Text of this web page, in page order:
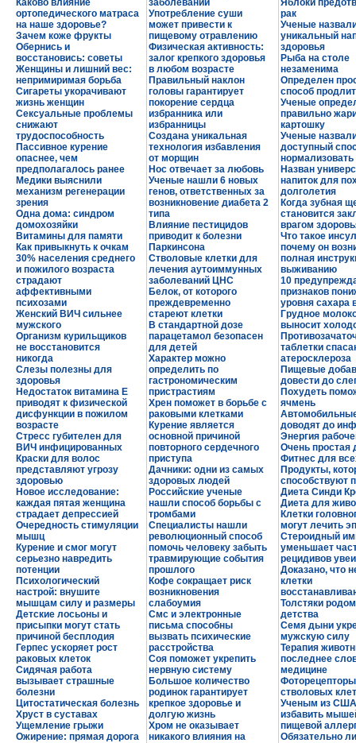
Каково влияние
ортопедического матраса
на наше здоровье?
Зачем коже фрукты
Обернись и
восстановись: советы
Женщины и лишний вес:
непримиримая борьба
Сигареты укорачивают
жизнь женщин
Сексуальные проблемы
снижают
трудоспособность
Пассивное курение
опаснее, чем
предполагалось ранее
Медики выяснили
механизм регенерации
зрения
Одна дома: синдром
домохозяйки
Витамины для памяти
Как привыкнуть к очкам
30% населения среднего
и пожилого возраста
страдают
аффективными
психозами
Женский ВИЧ сильнее
мужского
Организм курильщиков
не восстановится
никогда
Слезы полезны для
здоровья
Недостаток витамина Е
приводят к физической
дисфункции в пожилом
возрасте
Стресс губителен для
ВИЧ инфицированных
Краски для волос
представляют угрозу
здоровью
Новое исследование:
каждая пятая женщина
страдает депрессией
Очередность стимуляции
мышц
Курение и смог могут
серьезно навредить
потенции
Психологический
настрой: внушите
мышцам силу и размеры
Детские лосьоны и
присыпки могут стать
причиной бесплодия
Герпес ускоряет рост
раковых клеток
Сидячая работа
вызывает страшные
болезни
Цитостатическая болезнь
Хруст в суставах
Ущемление грыжи
Ожирение: прямая дорога
заболеваний
Употребление суши
может привести к
пищевому отравлению
Физическая активность:
залог крепкого здоровья
в любом возрасте
Правильный наклон
головы гарантирует
покорение сердца
избранника или
избранницы
Создана уникальная
технология избавления
от морщин
Нос отвечает за любовь
Ученые нашли 6 новых
генов, ответственных за
возникновение диабета 2
типа
Влияние пестицидов
приводит к болезни
Паркинсона
Стволовые клетки для
лечения аутоиммунных
заболеваний ЦНС
Белок, от которого
преждевременно
стареют клетки
В стандартной дозе
парацетамол безопасен
для детей
Характер можно
определить по
гастрономическим
пристрастиям
Хрен поможет в борьбе с
раковыми клетками
Курение является
основной причиной
повторного сердечного
приступа
Дачники: одни из самых
здоровых людей
Российские ученые
нашли способ борьбы с
тромбами
Специалисты нашли
революционный способ
помочь человеку забыть
травмирующие события
прошлого
Кофе сокращает риск
возникновения
слабоумия
Смс и электронные
письма способны
вызвать психические
расстройства
Соя поможет укрепить
нервную систему
Большое количество
родинок гарантирует
крепкое здоровье и
долгую жизнь
Хром не оказывает
никакого влияния на
Яблоки
рак
Ученые
уникальный
здоровья
Рыба на столе
незаменима
Определен
способ
Ученые
правильно
картошку
Ученые
доступный
Назван
напиток для
долголетия
Когда зубная
становится
врагом
Что такое
почему он
полная
выживанию
10
признаков
уровня сахара
Грудное
выносит
таблетки
атеросклероза
Пищевые
довести до
Похудеть
ячмень
доводят до
Энергия
Очень простая
Фитнес для
Продукты,
способствуют
Диета Синди
Диета для
Клетки
могут лечить
Стероидный
уменьшает
рецидивов
Доказано, что
клетки
Толстяки
детства
Семя дыни
мужскую силу
Терапия
последнее
медицине
стволовых
Ученым из
избавить
пищевой
Обязательно ли